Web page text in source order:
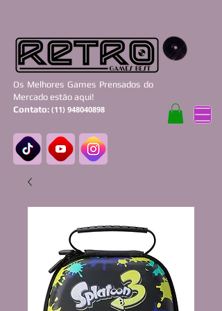
Os Melhores Games Prensados do
Mercado estão aqui!
Contato: (11) 948040898